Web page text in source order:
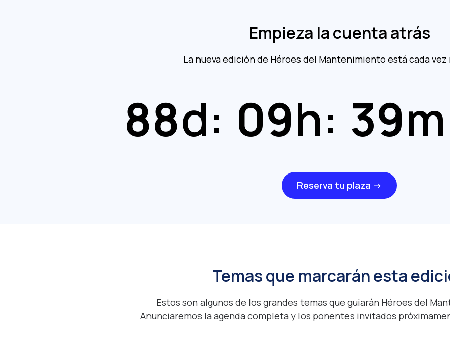
Empieza la cuenta atrás
La nueva edición de Héroes del Mantenimiento está cada vez
88d: 09h: 39
Reserva tu plaza →
Temas que marcarán esta
Estos son algunos de los grandes temas que guiarán Héroes del
Anunciaremos la agenda completa y los ponentes invitados